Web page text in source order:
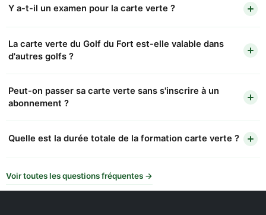
Y a-t-il un examen pour la carte verte ?
La carte verte du Golf du Fort est-elle valable dans
d'autres golfs ?
Peut-on passer sa carte verte sans s'inscrire à un
abonnement ?
Quelle est la durée totale de la formation carte verte ?
Voir toutes les questions fréquentes →